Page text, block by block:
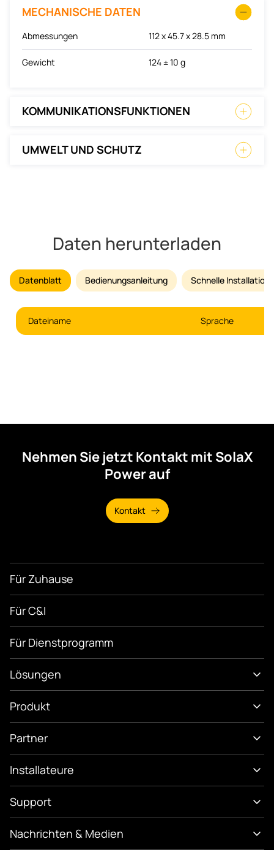
MECHANISCHE DATEN
Abmessungen 112 x 45.7 x 28.5 mm
Gewicht 124 ± 10 g
KOMMUNIKATIONSFUNKTIONEN
UMWELT UND SCHUTZ
Daten herunterladen
Datenblatt Bedienungsanleitung Schnelle
Dateiname Sprache
Nehmen Sie jetzt Kontakt mit SolaX
Power auf
Kontakt
Für Zuhause
Für C&I
Für Dienstprogramm
Lösungen
Produkt
Partner
Installateure
Support
Nachrichten & Medien